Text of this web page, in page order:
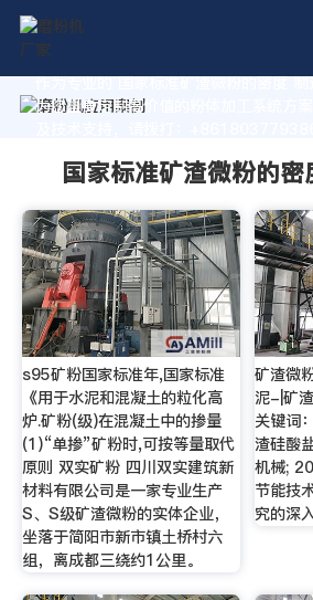
作为专业的 国家标准矿渣微粉的密度
为您量身定制高价值的粉体加工系统方案
国家标准矿渣微粉的
s95矿粉国家标准年,国家标准
《用于水泥和混凝土的粒化高
炉.矿粉(级)在混凝土中的掺量
(1)“单掺”矿粉时,可按等量取代
原则 双实矿粉 四川双实建筑新
材料有限公司是一家专业生产
S、S级矿渣微粉的实体企业，
坐落于简阳市新市镇土桥村六
组，离成都三绕约1公里。
矿渣微
泥-|矿
关键词
渣硅酸
机械;
节能技
究的深